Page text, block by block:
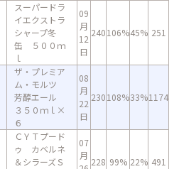
スーパードラ
イエクストラ
シャープ冬
缶 ５００ｍ
ｌ
09
月
12
日
240106%45% 251
ザ・プレミア
ム・モルツ
芳醇エール
３５０ｍｌ×
６
08
月
22
日
230108%33%1174
ＣＹＴプード
ゥ カベルネ
＆シラーズＳ
07
月
228 99% 22% 491